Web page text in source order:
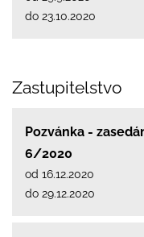
do 23.10.2020
Zastupitelstvo
Pozvánka -
6/2020
od 16.12.2020
do 29.12.2020